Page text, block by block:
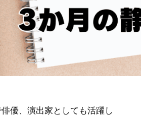
優、演出家としても活躍し